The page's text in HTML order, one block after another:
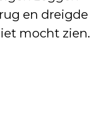
en dreigde
mocht zien.